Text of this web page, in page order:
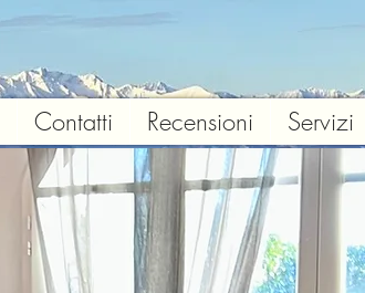
Contatti Recensioni Servizi